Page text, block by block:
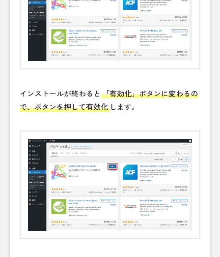
インストールが終わると 「有効化」ボタンに変わるの
で、ボタンを押して有効化 します。